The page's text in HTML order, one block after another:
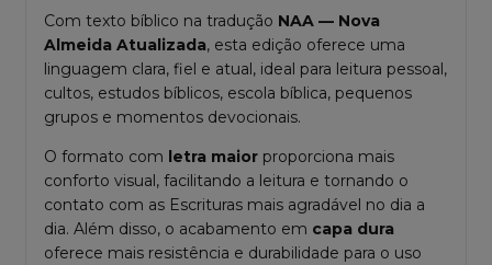
Com texto bíblico na tradução NAA — Nova
Almeida Atualizada, esta edição oferece uma
linguagem clara, fiel e atual, ideal para leitura pessoal,
cultos, estudos bíblicos, escola bíblica, pequenos
grupos e momentos devocionais.
O formato com letra maior proporciona mais
conforto visual, facilitando a leitura e tornando o
contato com as Escrituras mais agradável no dia a
dia. Além disso, o acabamento em capa dura
oferece mais resistência e durabilidade para o uso